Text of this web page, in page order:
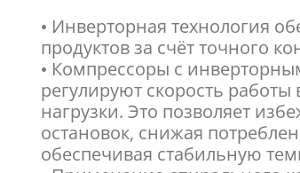
• Инверторная технология
продуктов за счёт точного
• Компрессоры с
регулируют скорость
нагрузки. Это позволяет
остановок, снижая
обеспечивая стабильную